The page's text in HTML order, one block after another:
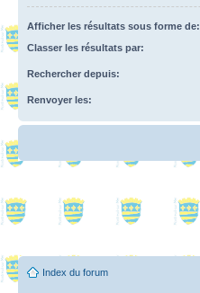
Afficher les résultats sous forme de:
Classer les résultats par:
Rechercher depuis:
Renvoyer les:
Index du forum